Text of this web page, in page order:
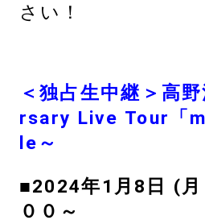
さい！
＜独占生中継＞高
rsary Live Tour「
le～
■2024年1月8 日 (
００～